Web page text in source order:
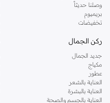
وصلنا حديثاً
بريميوم
تخفيضات
ركن الجمال
جديد الجمال
مكياج
عطور
العناية بالشعر
العناية بالبشرة
العناية بالجسم والصحة